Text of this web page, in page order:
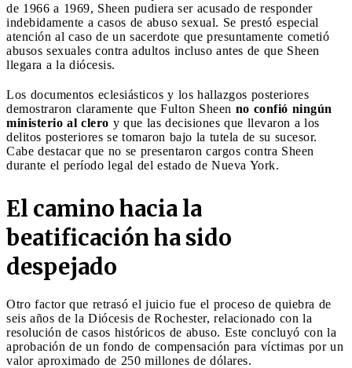
de 1966 a 1969, Sheen pudiera ser acusado de responder
indebidamente a casos de abuso sexual. Se prestó especial
atención al caso de un sacerdote que presuntamente cometió
abusos sexuales contra adultos incluso antes de que Sheen
llegara a la diócesis.
Los documentos eclesiásticos y los hallazgos posteriores
demostraron claramente que Fulton Sheen no confió ningún
ministerio al clero y que las decisiones que llevaron a los
delitos posteriores se tomaron bajo la tutela de su sucesor.
Cabe destacar que no se presentaron cargos contra Sheen
durante el período legal del estado de Nueva York.
El camino hacia la
beatificación ha sido
despejado
Otro factor que retrasó el juicio fue el proceso de quiebra de
seis años de la Diócesis de Rochester, relacionado con la
resolución de casos históricos de abuso. Este concluyó con la
aprobación de un fondo de compensación para víctimas por un
valor aproximado de 250 millones de dólares.